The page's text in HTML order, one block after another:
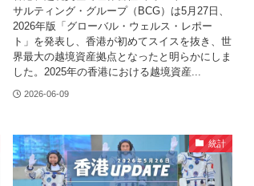
サルティング・グループ（BCG）は5月27日、
2026年版「グローバル・ウェルス・レポー
ト」を発表し、香港が初めてスイスを抜き、世
界最大の越境資産拠点となったと明らかにしま
した。2025年の香港における越境資産...
2026-06-09
統計